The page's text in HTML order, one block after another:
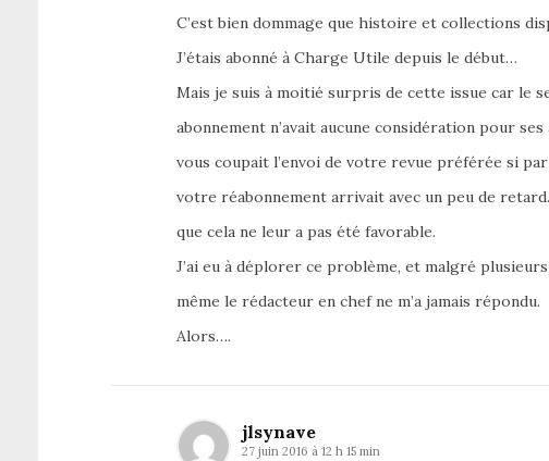
C’est bien dommage que histoire et collections
J’étais abonné à Charge Utile depuis le début…
Mais je suis à moitié surpris de cette issue car le
abonnement n’avait aucune considération pour ses
vous coupait l’envoi de votre revue préférée si
votre réabonnement arrivait avec un peu de
que cela ne leur a pas été favorable.
J’ai eu à déplorer ce problème, et malgré plusieurs
même le rédacteur en chef ne m’a jamais répondu.
Alors….
jlsynave
27 juin 2016 à 12 h 15 min